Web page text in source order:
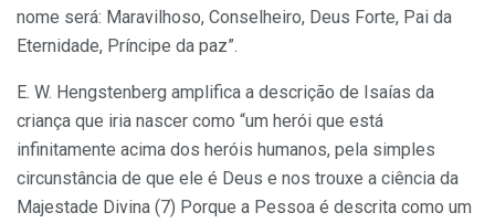
nome será: Maravilhoso, Conselheiro, Deus Forte, Pai da
Eternidade, Príncipe da paz”.
E. W. Hengstenberg amplifica a descrição de Isaías da
criança que iria nascer como “um herói que está
infinitamente acima dos heróis humanos, pela simples
circunstância de que ele é Deus e nos trouxe a ciência da
Majestade Divina (7) Porque a Pessoa é descrita como um